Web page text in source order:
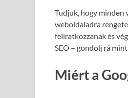
Tudjuk, hogy minden
weboldaladra
feliratkozzanak és
SEO – gondolj rá
Miért a